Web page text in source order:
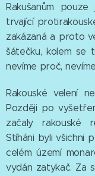
Rakušanům
trvající
zakázaná a proto
šátečku, kolem se
nevíme proč,
Rakouské velení
Později po
začaly rakouské
Stíháni byli všichni
celém území
vydán zatykač. Za